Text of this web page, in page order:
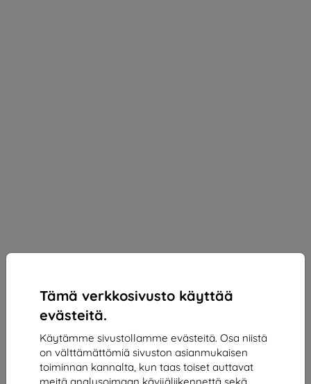
Tämä verkkosivusto käyttää
evästeitä.
Käytämme sivustollamme evästeitä. Osa niistä
on välttämättömiä sivuston asianmukaisen
toiminnan kannalta, kun taas toiset auttavat
3MK Silky Matt Privacy Privacy Film for Samsung
Galaxy S25 Edge